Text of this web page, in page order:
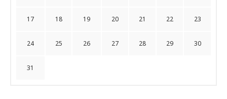
17 18 19 20 21 22 23
24 25 26 27 28 29 30
31